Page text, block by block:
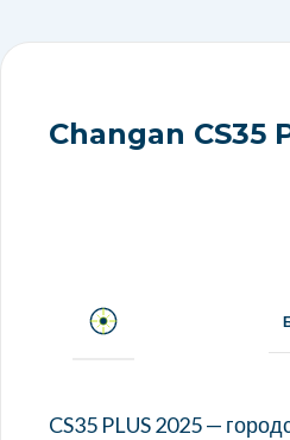
Changan CS35
CS35 PLUS 2025 —